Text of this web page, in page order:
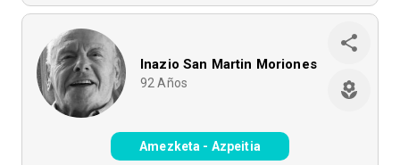
Inazio San Martin Moriones
92 Años
Amezketa - Azpeitia